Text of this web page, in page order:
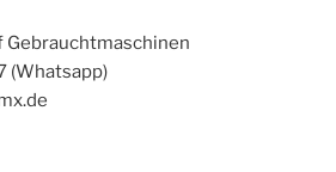
Gebrauchtmaschinen
(Whatsapp)